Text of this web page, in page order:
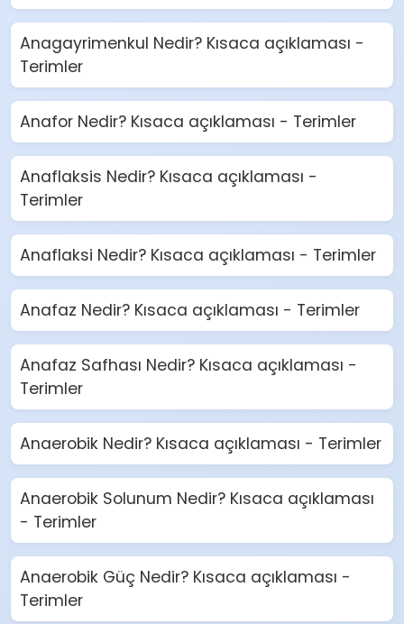
Anagayrimenkul Nedir? Kısaca açıklaması -
Terimler
Anafor Nedir? Kısaca açıklaması - Terimler
Anaflaksis Nedir? Kısaca açıklaması -
Terimler
Anaflaksi Nedir? Kısaca açıklaması - Terimler
Anafaz Nedir? Kısaca açıklaması - Terimler
Anafaz Safhası Nedir? Kısaca açıklaması -
Terimler
Anaerobik Nedir? Kısaca açıklaması - Terimler
Anaerobik Solunum Nedir? Kısaca açıklaması
- Terimler
Anaerobik Güç Nedir? Kısaca açıklaması -
Terimler